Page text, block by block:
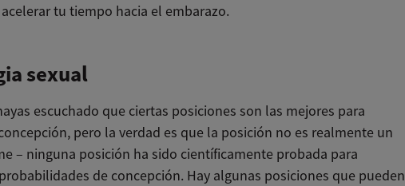
tu tiempo hacia el embarazo.
sexual
escuchado que ciertas posiciones son las mejores para
pero la verdad es que la posición no es realmente un
– ninguna posición ha sido científicamente probada para
de concepción. Hay algunas posiciones que pueden